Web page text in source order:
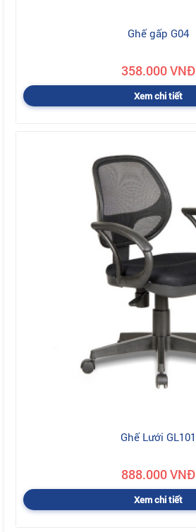
Ghế gấp G04
358.000 VNĐ
Xem chi tiết
Ghế Lưới GL101
888.000 VNĐ
Xem chi tiết